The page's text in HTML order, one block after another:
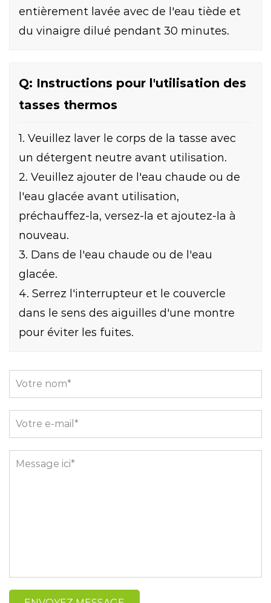
entièrement lavée avec de l'eau tiède et
du vinaigre dilué pendant 30 minutes.
Q: Instructions pour l'utilisation des
tasses thermos
1. Veuillez laver le corps de la tasse avec
un détergent neutre avant utilisation.
2. Veuillez ajouter de l'eau chaude ou de
l'eau glacée avant utilisation,
préchauffez-la, versez-la et ajoutez-la à
nouveau.
3. Dans de l'eau chaude ou de l'eau
glacée.
4. Serrez l'interrupteur et le couvercle
dans le sens des aiguilles d'une montre
pour éviter les fuites.